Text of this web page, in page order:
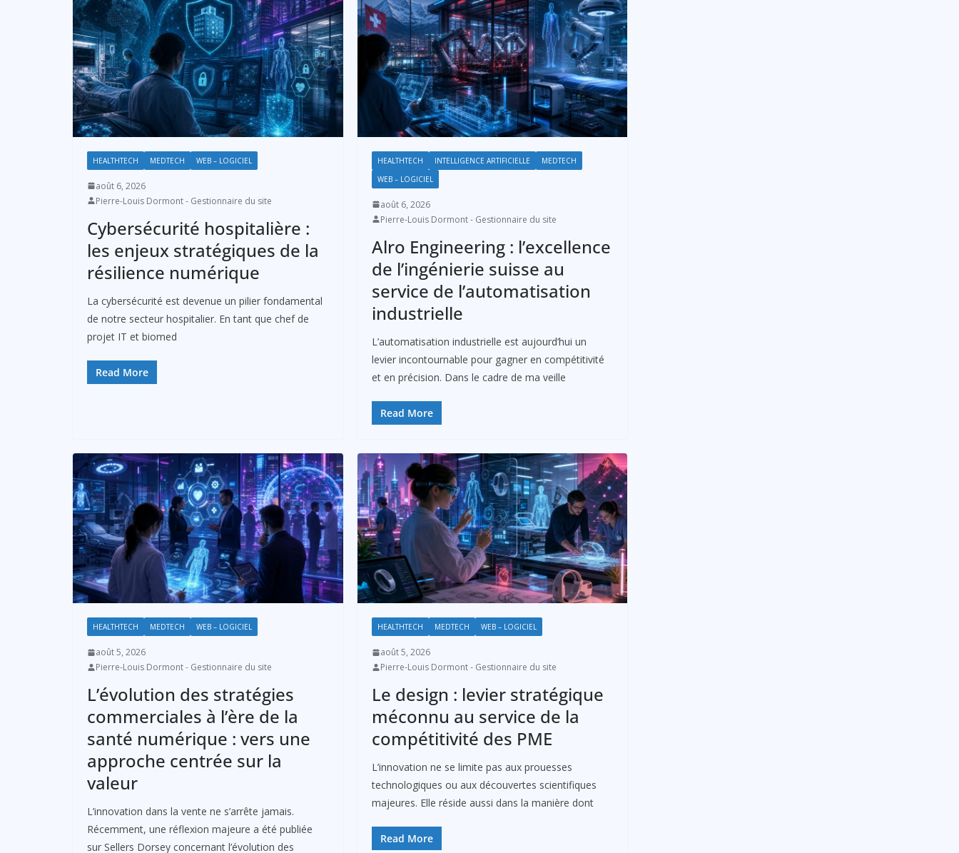
HEALTHTECH MEDTECH WEB – LOGICIEL
août 6, 2026
Pierre-Louis Dormont - Gestionnaire du site
Cybersécurité hospitalière :
les enjeux stratégiques de la
résilience numérique
La cybersécurité est devenue un pilier fondamental
de notre secteur hospitalier. En tant que chef de
projet IT et biomed
Read More
HEALTHTECH INTELLIGENCE ARTIFICIELLE
MEDTECH
WEB – LOGICIEL
août 6, 2026
Pierre-Louis Dormont - Gestionnaire du site
Alro Engineering : l’excellence
de l’ingénierie suisse au
service de l’automatisation
industrielle
L’automatisation industrielle est aujourd’hui un
levier incontournable pour gagner en compétitivité
et en précision. Dans le cadre de ma veille
Read More
HEALTHTECH MEDTECH WEB – LOGICIEL
août 5, 2026
Pierre-Louis Dormont - Gestionnaire du site
L’évolution des stratégies
commerciales à l’ère de la
santé numérique : vers une
approche centrée sur la
valeur
L’innovation dans la vente ne s’arrête jamais.
Récemment, une réflexion majeure a été publiée
sur Sellers Dorsey concernant l’évolution des
HEALTHTECH MEDTECH WEB – LOGICIEL
août 5, 2026
Pierre-Louis Dormont - Gestionnaire du site
Le design : levier stratégique
méconnu au service de la
compétitivité des PME
L’innovation ne se limite pas aux prouesses
technologiques ou aux découvertes scientifiques
majeures. Elle réside aussi dans la manière dont
Read More